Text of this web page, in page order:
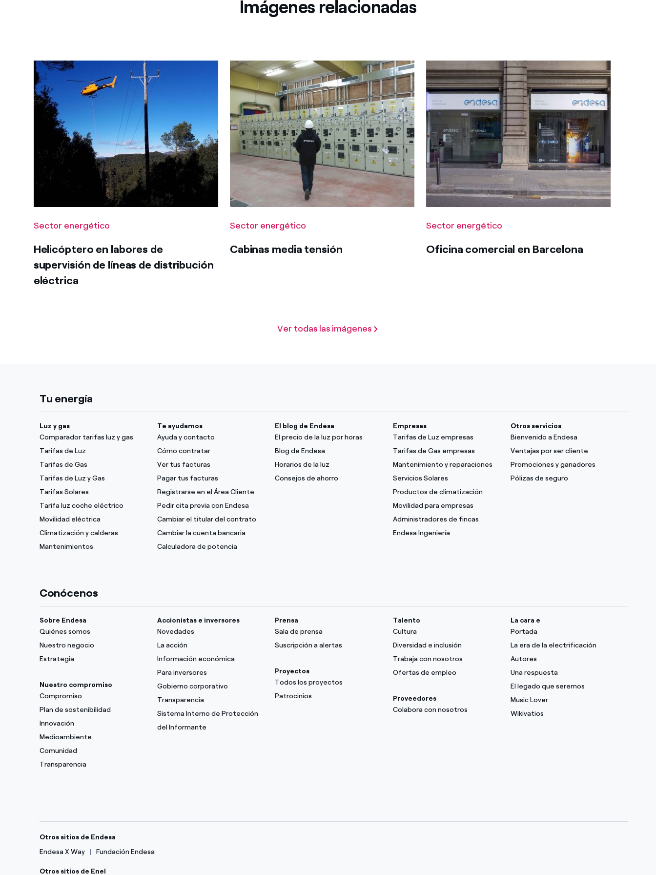
Imágenes relacionadas
Sector energético
Helicóptero en labores de
supervisión de líneas de distribución
eléctrica
Sector energético
Cabinas media tensión
Sector energético
Oficina comercial en Barcelona
Ver todas las imágenes
Tu energía
Luz y gas
Comparador tarifas luz y gas
Tarifas de Luz
Tarifas de Gas
Tarifas de Luz y Gas
Tarifas Solares
Tarifa luz coche eléctrico
Movilidad eléctrica
Climatización y calderas
Mantenimientos
Te ayudamos
Ayuda y contacto
Cómo contratar
Ver tus facturas
Pagar tus facturas
Registrarse en el Área Cliente
Pedir cita previa con Endesa
Cambiar el titular del contrato
Cambiar la cuenta bancaria
Calculadora de potencia
El blog de Endesa
El precio de la luz por horas
Blog de Endesa
Horarios de la luz
Consejos de ahorro
Empresas
Tarifas de Luz empresas
Tarifas de Gas empresas
Mantenimiento y reparaciones
Servicios Solares
Productos de climatización
Movilidad para empresas
Administradores de fincas
Endesa Ingeniería
Otros servicios
Bienvenido a Endesa
Ventajas por ser cliente
Promociones y ganadores
Pólizas de seguro
Conócenos
Sobre Endesa
Quiénes somos
Nuestro negocio
Estrategia
Nuestro compromiso
Compromiso
Plan de sostenibilidad
Innovación
Medioambiente
Comunidad
Transparencia
Accionistas e inversores
Novedades
La acción
Información económica
Para inversores
Gobierno corporativo
Transparencia
Sistema Interno de Protección
del Informante
Prensa
Sala de prensa
Suscripción a alertas
Proyectos
Todos los proyectos
Patrocinios
Talento
Cultura
Diversidad e inclusión
Trabaja con nosotros
Ofertas de empleo
Proveedores
Colabora con nosotros
La cara e
Portada
La era de la electrificación
Autores
Una respuesta
El legado que seremos
Music Lover
Wikivatios
Otros sitios de Endesa
Endesa X Way
Fundación Endesa
Otros sitios de Enel